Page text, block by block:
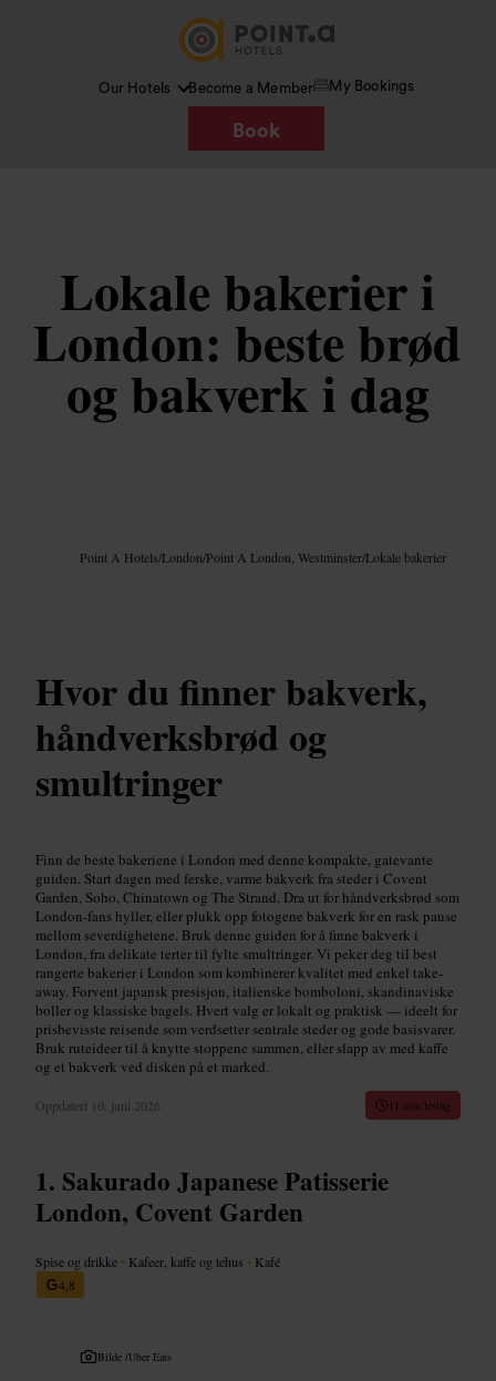
Our Hotels Become a Member My Bookings
Book
Lokale bakerier i
London: beste brød
og bakverk i dag
Point A Hotels/London/Point A London, Westminster/Lokale bakerier
Hvor du finner bakverk,
håndverksbrød og
smultringer
Finn de beste bakeriene i London med denne kompakte, gatevante
guiden. Start dagen med ferske, varme bakverk fra steder i Covent
Garden, Soho, Chinatown og The Strand. Dra ut for håndverksbrød som
London-fans hyller, eller plukk opp fotogene bakverk for en rask pause
mellom severdighetene. Bruk denne guiden for å finne bakverk i
London, fra delikate terter til fylte smultringer. Vi peker deg til best
rangerte bakerier i London som kombinerer kvalitet med enkel take-
away. Forvent japansk presisjon, italienske bomboloni, skandinaviske
boller og klassiske bagels. Hvert valg er lokalt og praktisk — ideelt for
prisbevisste reisende som verdsetter sentrale steder og gode basisvarer.
Bruk ruteideer til å knytte stoppene sammen, eller slapp av med kaffe
og et bakverk ved disken på et marked.
Oppdatert 10. juni 2026 11 min lesing
Sakurado Japanese Patisserie
London, Covent Garden
Spise og drikke • Kafeer, kaffe og tehus • Kafé
4,8
Bilde /Uber Eats